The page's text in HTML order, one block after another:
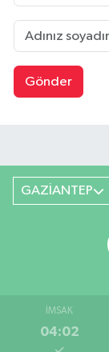
Gönder
GAZİANTEP
İMSAK
04:02